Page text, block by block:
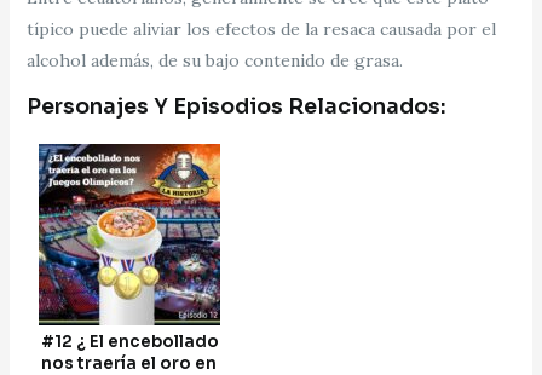
típico puede aliviar los efectos de la resaca causada por el
alcohol además, de su bajo contenido de grasa.
Personajes Y Episodios Relacionados:
#12 ¿ El encebollado
nos traería el oro en